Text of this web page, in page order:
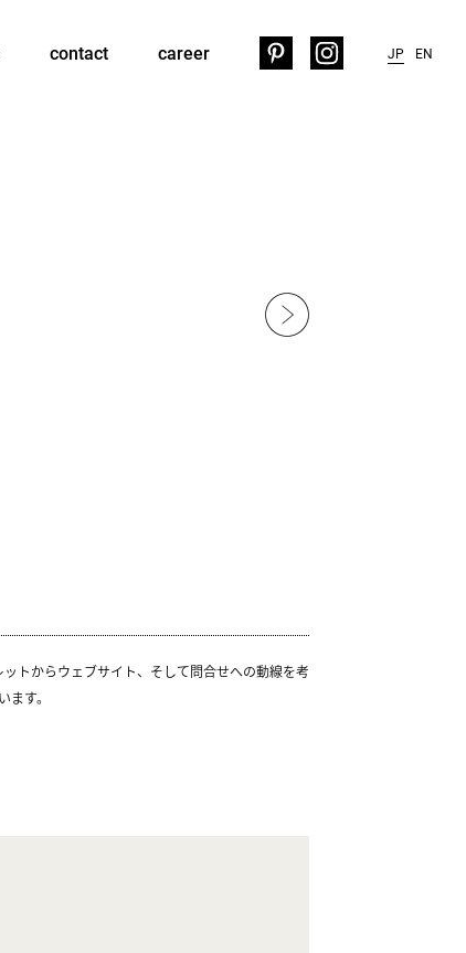
contact career JP EN
トからウェブサイト、そして問合せへの動線を考
す。